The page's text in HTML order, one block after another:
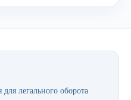
легального оборота